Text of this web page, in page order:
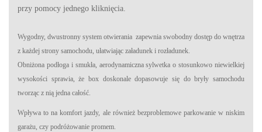
przy pomocy jednego kliknięcia.
Wygodny, dwustronny system otwierania zapewnia swobodny dostęp do wnętrza
z każdej strony samochodu, ułatwiając załadunek i rozładunek.
Obniżona podłoga i smukła, aerodynamiczna sylwetka o stosunkowo niewielkiej
wysokości sprawia, że box doskonale dopasowuje się do bryły samochodu
tworząc z nią jedna całość.
Wpływa to na komfort jazdy, ale również bezproblemowe parkowanie w niskim
garażu, czy podróżowanie promem.